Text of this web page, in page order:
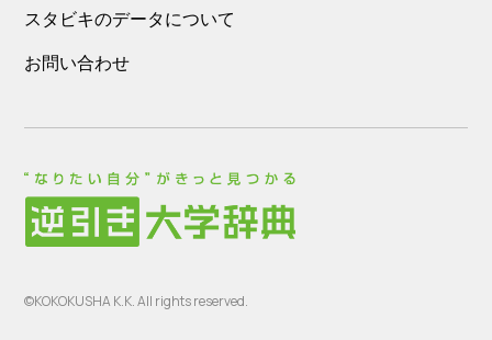
スタビキのデータについて
お問い合わせ
©KOKOKUSHA K.K. All rights reserved.